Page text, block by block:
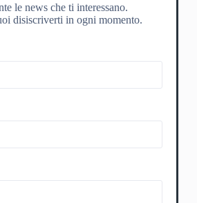
le news che ti interessano.
disiscriverti in ogni momento.